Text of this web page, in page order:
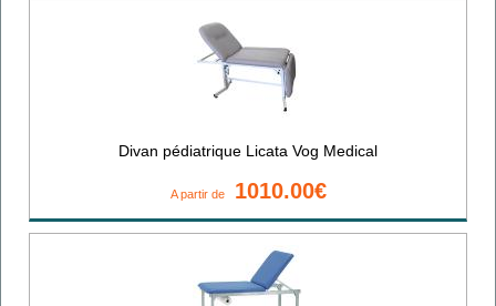
Divan pédiatrique Licata Vog Medical
A partir de 1010.00€